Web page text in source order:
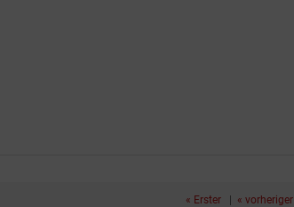
« Erster « vorheriger